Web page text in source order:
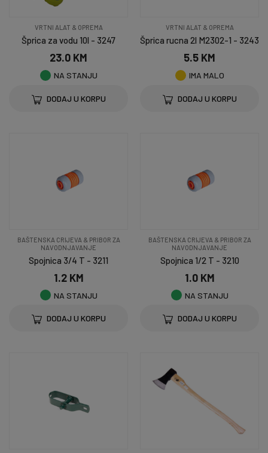
VRTNI ALAT & OPREMA
Šprica za vodu 10l - 3247
23.0 KM
NA STANJU
DODAJ U KORPU
VRTNI ALAT & OPREMA
Šprica rucna 2l M2302-1 - 3243
5.5 KM
IMA MALO
DODAJ U KORPU
BAŠTENSKA CRIJEVA & PRIBOR ZA
NAVODNJAVANJE
Spojnica 3/4 T - 3211
1.2 KM
NA STANJU
DODAJ U KORPU
BAŠTENSKA CRIJEVA & PRIBOR ZA
NAVODNJAVANJE
Spojnica 1/2 T - 3210
1.0 KM
NA STANJU
DODAJ U KORPU